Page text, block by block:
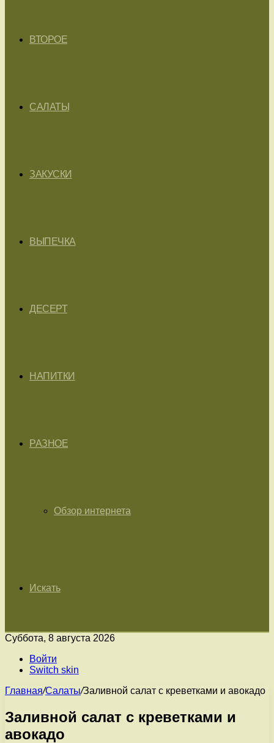
ВТОРОЕ
САЛАТЫ
ЗАКУСКИ
ВЫПЕЧКА
ДЕСЕРТ
НАПИТКИ
РАЗНОЕ
Обзор интернета
Искать
Суббота, 8 августа 2026
Войти
Switch skin
Главная/Салаты/Заливной салат с креветками и авокадо
Заливной салат с креветками и
авокадо